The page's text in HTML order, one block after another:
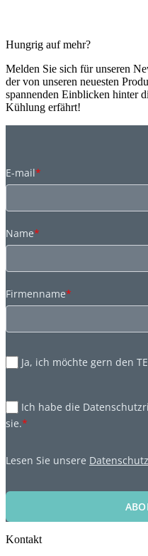
Hungrig auf mehr?
Melden Sie sich für unseren
der von unseren neuesten
spannenden Einblicken hinter
Kühlung erfährt!
E-mail*
Name*
Firmenname*
Ja, ich möchte gern den
Ich habe die
sie.*
Lesen Sie unsere
Kontakt